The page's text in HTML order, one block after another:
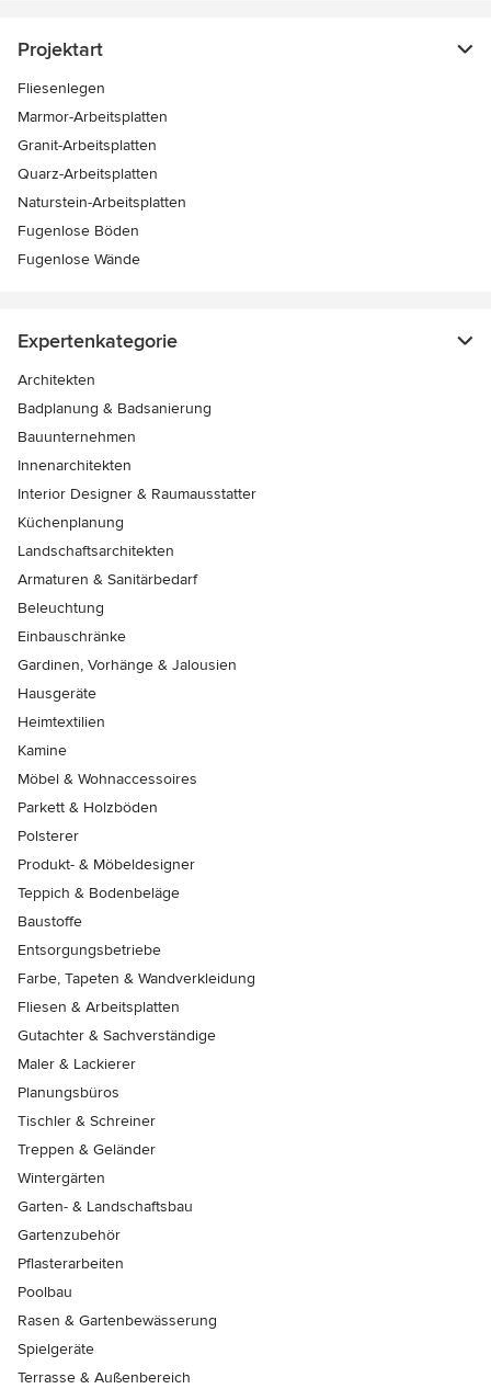
Projektart
Fliesenlegen
Marmor-Arbeitsplatten
Granit-Arbeitsplatten
Quarz-Arbeitsplatten
Naturstein-Arbeitsplatten
Fugenlose Böden
Fugenlose Wände
Expertenkategorie
Architekten
Badplanung & Badsanierung
Bauunternehmen
Innenarchitekten
Interior Designer & Raumausstatter
Küchenplanung
Landschaftsarchitekten
Armaturen & Sanitärbedarf
Beleuchtung
Einbauschränke
Gardinen, Vorhänge & Jalousien
Hausgeräte
Heimtextilien
Kamine
Möbel & Wohnaccessoires
Parkett & Holzböden
Polsterer
Produkt- & Möbeldesigner
Teppich & Bodenbeläge
Baustoffe
Entsorgungsbetriebe
Farbe, Tapeten & Wandverkleidung
Fliesen & Arbeitsplatten
Gutachter & Sachverständige
Maler & Lackierer
Planungsbüros
Tischler & Schreiner
Treppen & Geländer
Wintergärten
Garten- & Landschaftsbau
Gartenzubehör
Pflasterarbeiten
Poolbau
Rasen & Gartenbewässerung
Spielgeräte
Terrasse & Außenbereich